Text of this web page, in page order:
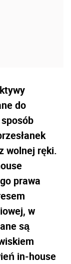
do
wolnej ręki.
prawa
w
są
in-house